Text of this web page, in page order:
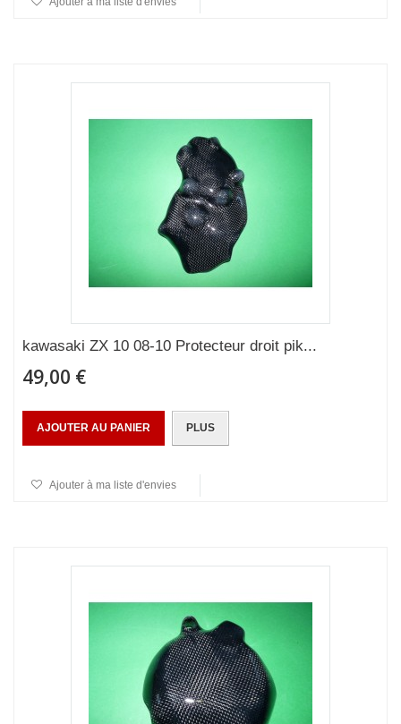
kawasaki ZX 10 08-10 Protecteur droit pik...
49,00 €
AJOUTER AU PANIER PLUS
Ajouter à ma liste d'envies